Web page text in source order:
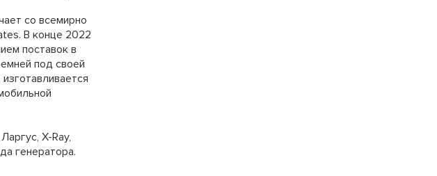
со всемирно
В конце 2022
поставок в
под своей
X-Ray,
генератора.